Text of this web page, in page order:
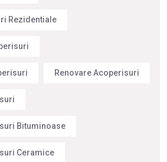
Rezidentiale
Renovare Acoperisuri
Bituminoase
Ceramice